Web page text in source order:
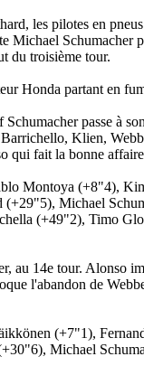
les pilotes en
Michael
du troisième tour.
Honda partant en
passe à
Klien,
qui fait la bonne
Montoya (+8"4),
Michael
(+49"2), Timo
au 14e tour. Alonso
l'abandon de
(+7"1),
Michael